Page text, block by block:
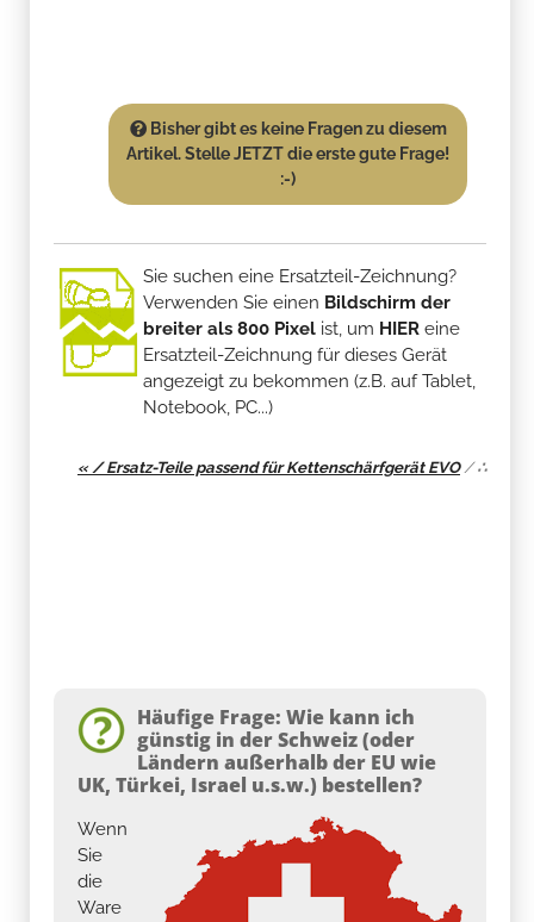
Bisher gibt es keine Fragen zu diesem
Artikel. Stelle JETZT die erste gute Frage!
:-)
Sie suchen eine Ersatzteil-Zeichnung?
Verwenden Sie einen Bildschirm der
breiter als 800 Pixel ist, um HIER eine
Ersatzteil-Zeichnung für dieses Gerät
angezeigt zu bekommen (z.B. auf Tablet,
Notebook, PC...)
« / Ersatz-Teile passend für Kettenschärfgerät EVO/∴
Häufige Frage: Wie kann ich
günstig in der Schweiz (oder
Ländern außerhalb der EU wie
UK, Türkei, Israel u.s.w.) bestellen?
Wenn
Sie
die
Ware